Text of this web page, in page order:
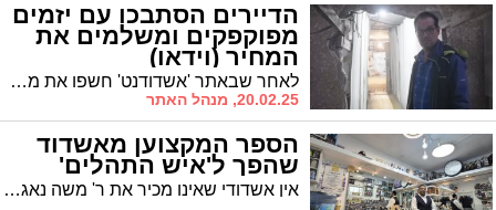
הדיירים הסתבכו עם יזמים
מפוקפקים ומשלמים את
המחיר (וידאו)
לאחר שבאתר 'אשדודנט' חשפו את מצוקתם של דיירי המעפילים 8, ב'כאן 11' מציגים את הזוועה בה עדיין חיים דיירי הבניין. האם תהיה תקומה לבניין המעפילים 8 באשדוד? ומה המסקנה של כל מי שחותם למיזם תמ"א 38?
20.02.25, מנהל האתר
הספר המקצוען מאשדוד
שהפך ל'איש התהלים'
אין אשדודי שאינו מכיר את ר' משה נאגטי, הספר הצדיק מרובע ז' ומי שמוכר בעיקר בזכות פעילותו להחדרת נושא התספורת כהלכתה ולעידוד ילדי ישראל לאמירת תהלים. מה שפחות יודעים אליו, הוא שבעבר הוא נחשב לספר צמרת מבוקש. ומי הוא התורם שמממן את פעילותו הענפה? / ראיון מרתק